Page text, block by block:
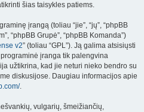
šias taisykles patiems.
įrangą (toliau “jie”, “jų”, “phpBB
“phpBB Grupė”, “phpBB Komanda”)
v2” (toliau “GPL”). Ją galima atsisiųsti
įranga tik palengvina
užtikrina, kad jie neturi nieko bendro su
diskusijose. Daugiau informacijos apie
.
vulgarių, šmeižiančių,